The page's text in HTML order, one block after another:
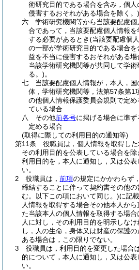
術研究目的である場合を含み，個
侵害するおそれがある場合を除く。)
六
学術研究機関等から当該要配慮
合であって，当該要配慮個人情報
する必要があるとき(当該要配慮個
の一部が学術研究目的である場合を
益を不当に侵害するおそれがある場
当該学術研究機関等が共同して学
る。)。
七
当該要配慮個人情報が，本人，
体，学術研究機関等，法第57条第1
の他個人情報保護委員会規則で定
ている場合
八
その他前各号に掲げる場合に準
定める場合
(取得に際しての利用目的の通知等)
第11条
役職員は，個人情報を取得し
その利用目的を公表している場合を
利用目的を，本人に通知し，又は公
い。
2
役職員は， 前項の規定にかかわらず
締結することに伴って契約書その他の
む。以下この項において同じ。)に記
人情報を取得する場合その他本人か
た当該本人の個人情報を取得する場
人に対し，その利用目的を明示しなけ
し，人の生命，身体又は財産の保護
ある場合は，この限りでない。
3
役職員は，利用目的を変更した場合
的について，本人に通知し，又は公
い。